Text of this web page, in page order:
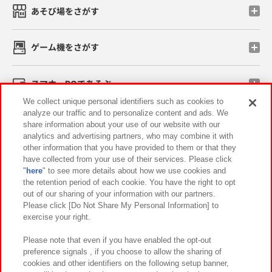
あそび場をさがす
ゲーム機をさがす
スマホ・PCであそぶ
イベント・キャンペーン
関連会社 サステナビリティ サイトポリシー
プライバシーポリシー ウェブアクセシビリティ方針と検証結果
お取引先さまとともに
カスタマーハラスメント対応方針 よくあるご質問・お問い合わせ
We collect unique personal identifiers such as cookies to
analyze our traffic and to personalize content and ads. We
share information about your use of our website with our
analytics and advertising partners, who may combine it with
other information that you have provided to them or that they
have collected from your use of their services. Please click
" here" to see more details about how we use cookies and
the retention period of each cookie. You have the right to opt
out of our sharing of your information with our partners.
Please click [Do Not Share My Personal Information] to
exercise your right.
Please note that even if you have enabled the opt-out
preference signals , if you choose to allow the sharing of
cookies and other identifiers on the following setup banner,